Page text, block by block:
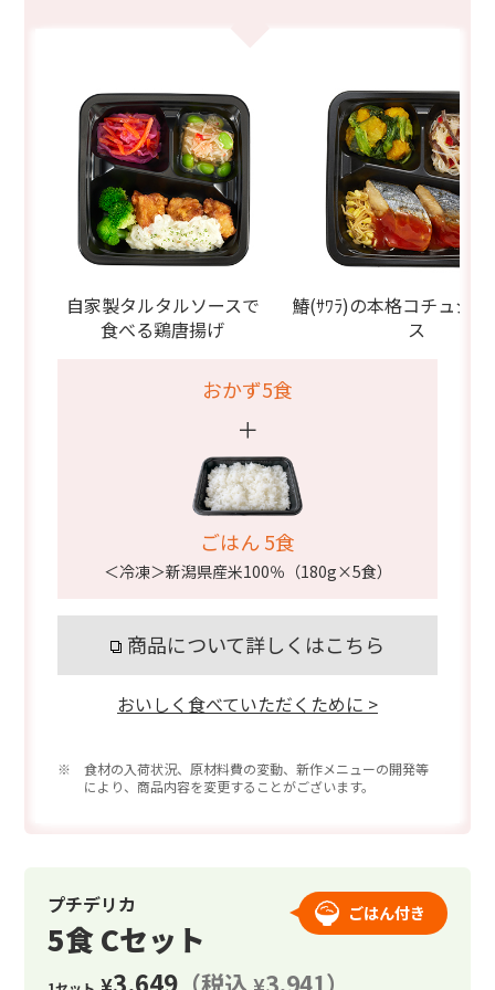
自家製タルタルソースで
食べる鶏唐揚げ
鰆(ｻﾜﾗ)の本格コチュジ
ス
おかず5食
＋
ごはん 5食
＜冷凍＞新潟県産米100％（180g×5食）
商品について詳しくはこちら
おいしく食べていただくために >
※ 食材の入荷状況、原材料費の変動、新作メニューの開発等
により、商品内容を変更することがございます。
ごはん付き
プチデリカ
5食 Cセット
¥3,649（税込 ¥3,941）